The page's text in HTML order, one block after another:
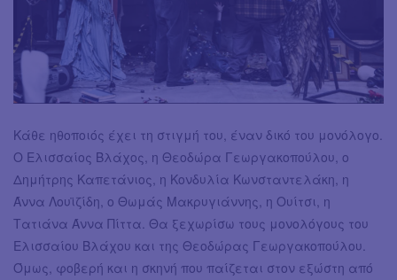
Κάθε ηθοποιός έχει τη στιγμή του, έναν δικό του μονόλογο.
Ο Ελισσαίος Βλάχος, η Θεοδώρα Γεωργακοπούλου, ο
Δημήτρης Καπετάνιος, η Κονδυλία Κωνσταντελάκη, η
Άννα Λουϊζίδη, ο Θωμάς Μακρυγιάννης, η Ουίτσι, η
Τατιάνα Άννα Πίττα. Θα ξεχωρίσω τους μονολόγους του
Ελισσαίου Βλάχου και της Θεοδώρας Γεωργακοπούλου.
Όμως, φοβερή και η σκηνή που παίζεται στον εξώστη από